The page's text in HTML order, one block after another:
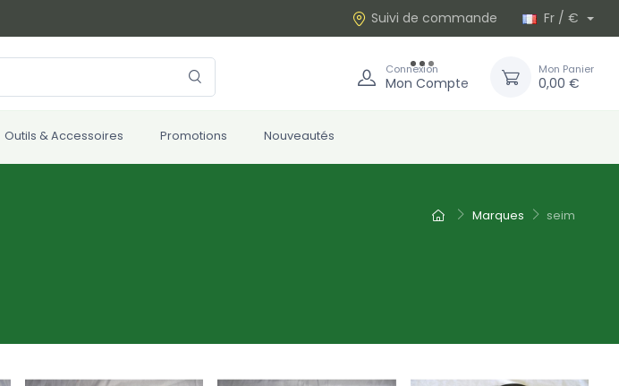
Suivi de commande Fr / €
Connexion
Mon Compte
Mon Panier
0,00 €
Outils & Accessoires Promotions Nouveautés
Marques seim